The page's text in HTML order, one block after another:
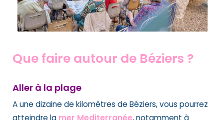
Que faire autour de Béziers ?
Aller à la plage
A une dizaine de kilomètres de Béziers, vous pourrez